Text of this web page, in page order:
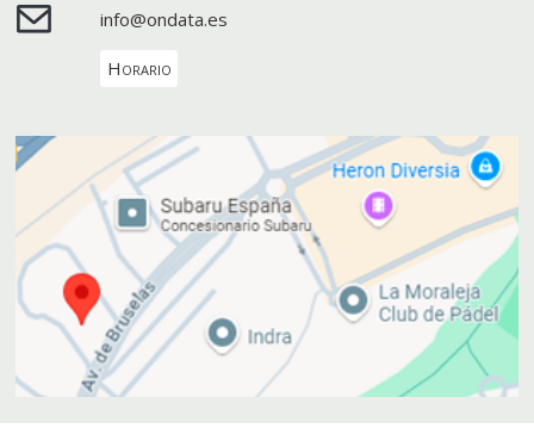
info@ondata.es
Horario